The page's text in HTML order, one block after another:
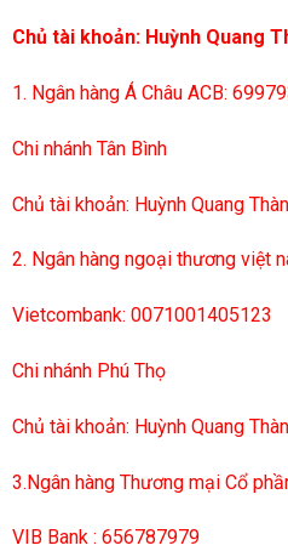
Chủ tài khoản: Huỳnh Quang
1. Ngân hàng Á Châu ACB:
Chi nhánh Tân Bình
Chủ tài khoản: Huỳnh Quang
2. Ngân hàng ngoại thương việt
Vietcombank: 0071001405123
Chi nhánh Phú Thọ
Chủ tài khoản: Huỳnh Quang
3.Ngân hàng Thương mại Cổ
VIB Bank : 656787979